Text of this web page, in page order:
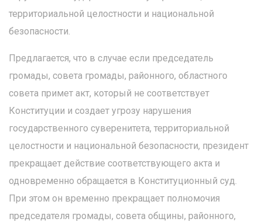
территориальной целостности и национальной
безопасности.
Предлагается, что в случае если председатель
громады, совета громады, районного, областного
совета примет акт, который не соответствует
Конституции и создает угрозу нарушения
государственного суверенитета, территориальной
целостности и национальной безопасности, президент
прекращает действие соответствующего акта и
одновременно обращается в Конституционный суд.
При этом он временно прекращает полномочия
председателя громады, совета общины, районного,